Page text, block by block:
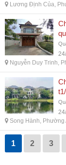
Lương Định Của,
Nguyễn Duy Trinh,
Song Hành, Phường
1 2 3